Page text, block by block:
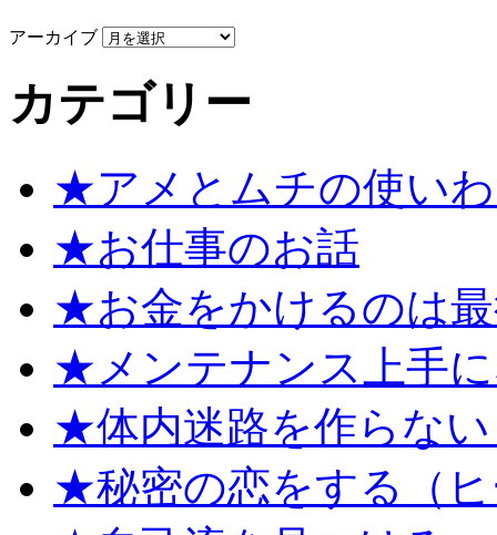
アーカイブ
カテゴリー
★アメとムチの使い
★お仕事のお話
★お金をかけるのは
★メンテナンス上手
★体内迷路を作らな
★秘密の恋をする（